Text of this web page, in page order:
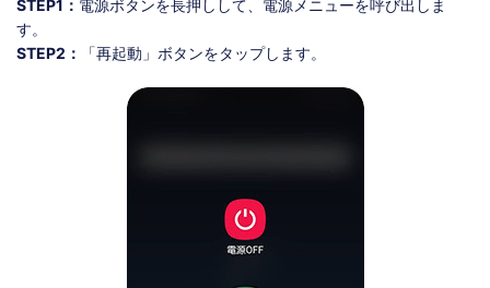
STEP1： 電源ボタンを長押しして、電源メニューを呼び出しま
す。
STEP2：
「再起動」ボタンをタップします。